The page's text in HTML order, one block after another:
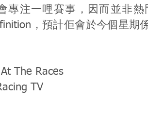
專注一哩賽事，因而並非
，預計佢會於今個星期
The Races
TV